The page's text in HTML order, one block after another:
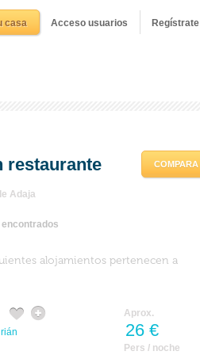
casa Acceso usuarios Regístrate
restaurante
Adaja
COMPARA
alojamientos pertenecen a
Aprox.
26 €
Pers / noche